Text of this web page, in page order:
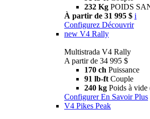
232 Kg POIDS
À partir de 31 995 $ i
Configurez Découvrir
new V4 Rally
Multistrada V4 Rally
A partir de 34 995 $
170 ch Puissance
91 lb-ft Couple
240 kg Poids à vide
Configurer En Savoir Plus
V4 Pikes Peak